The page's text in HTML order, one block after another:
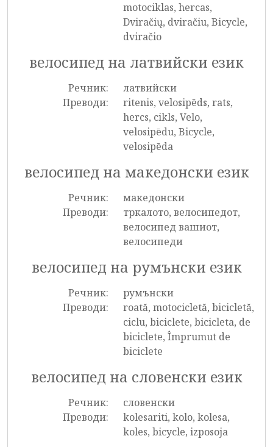
motociklas, hercas,
Dviračių, dviračiu, Bicycle,
dviračio
велосипед на латвийски език
Речник:
латвийски
Преводи:
ritenis, velosipēds, rats,
hercs, cikls, Velo,
velosipēdu, Bicycle,
velosipēda
велосипед на македонски език
Речник:
македонски
Преводи:
тркалото, велосипедот,
велосипед вашиот,
велосипеди
велосипед на румънски език
Речник:
румънски
Преводи:
roată, motocicletă, bicicletă,
ciclu, biciclete, bicicleta, de
biciclete, Împrumut de
biciclete
велосипед на словенски език
Речник:
словенски
Преводи:
kolesariti, kolo, kolesa,
koles, bicycle, izposoja